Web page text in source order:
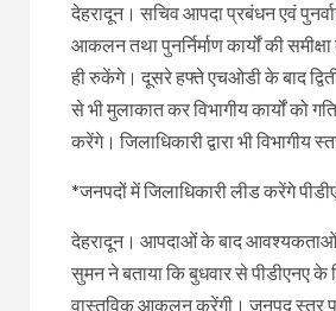
देहरादून। सचिव आपदा प्रबंधन एवं
आकलन तथा पुनर्निर्माण कार्यों की
ही रुकेंगे। दूसरे हफ्ते एचओडी के बाद
से भी मुलाकात कर विभागीय कार्यों को
करेंगे। जिलाधिकारी द्वारा भी
*जनपदों में जिलाधिकारी लीड करेंगे
देहरादून। आपदाओं के बाद आवश्यकताओं के
सुमन ने बताया कि बुधवार से पीडीएनए के
वास्तविक आकलन करेंगी। जनपद स्तर